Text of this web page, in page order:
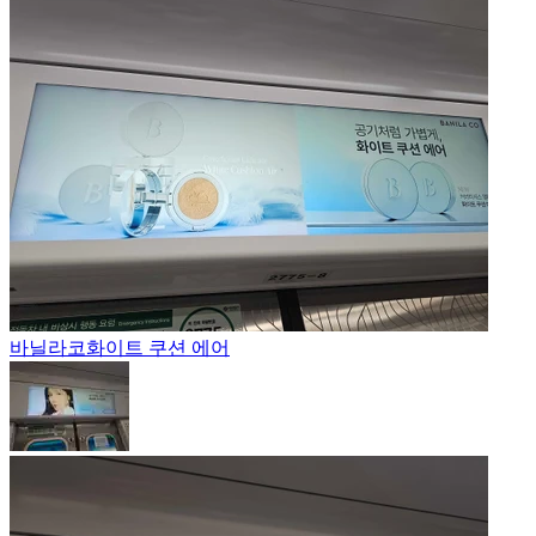
바닐라코화이트 쿠션 에어